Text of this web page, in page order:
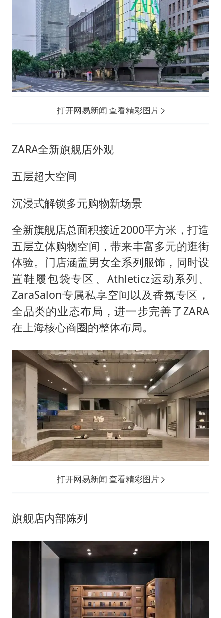
打开网易新闻 查看精彩图片
ZARA全新旗舰店外观
五层超大空间
沉浸式解锁多元购物新场景
全新旗舰店总面积接近2000平方米，打造
五层立体购物空间，带来丰富多元的逛街
体验。门店涵盖男女全系列服饰，同时设
置鞋履包袋专区、Athleticz运动系列、
ZaraSalon专属私享空间以及香氛专区，
全品类的业态布局，进一步完善了ZARA
在上海核心商圈的整体布局。
打开网易新闻 查看精彩图片
旗舰店内部陈列